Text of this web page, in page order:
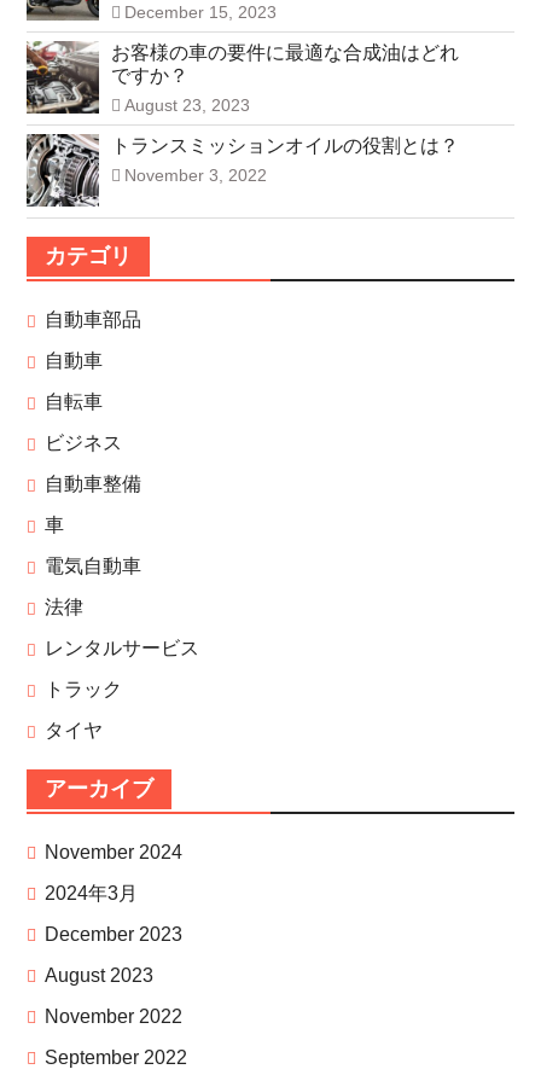
December 15, 2023
お客様の車の要件に最適な合成油はどれ
ですか？
August 23, 2023
トランスミッションオイルの役割とは？
November 3, 2022
カテゴリ
自動車部品
自動車
自転車
ビジネス
自動車整備
車
電気自動車
法律
レンタルサービス
トラック
タイヤ
アーカイブ
November 2024
2024年3月
December 2023
August 2023
November 2022
September 2022